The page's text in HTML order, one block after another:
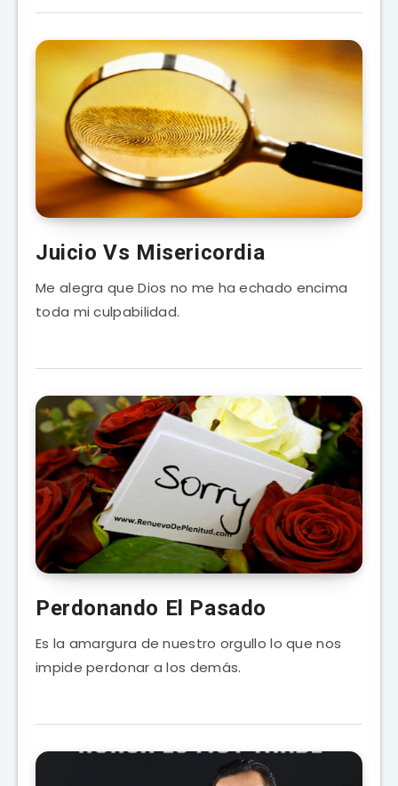
Juicio Vs Misericordia
Me alegra que Dios no me ha echado encima
toda mi culpabilidad.
Perdonando El Pasado
Es la amargura de nuestro orgullo lo que nos
impide perdonar a los demás.